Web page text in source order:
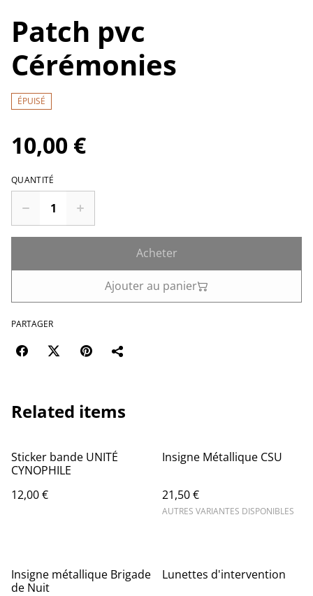
Patch pvc
Cérémonies
ÉPUISÉ
10,00 €
QUANTITÉ
Acheter
Ajouter au panier
PARTAGER
Related items
Sticker bande UNITÉ
CYNOPHILE
12,00 €
Insigne Métallique CSU
21,50 €
AUTRES VARIANTES DISPONIBLES
Insigne métallique Brigade
de Nuit
Lunettes d'intervention